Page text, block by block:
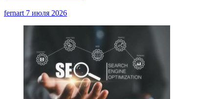
fernart 7 июля 2026